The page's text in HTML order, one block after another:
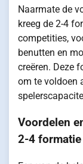
Naarmate de
kreeg de 2-4
competities,
benutten en
creëren. Deze
om te voldoen
Voordelen
2-4 formatie